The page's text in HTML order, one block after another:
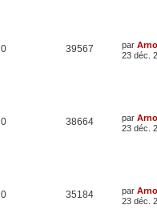
0 39567 par
23 déc.
0 38664 par
23 déc.
0 35184 par
23 déc.